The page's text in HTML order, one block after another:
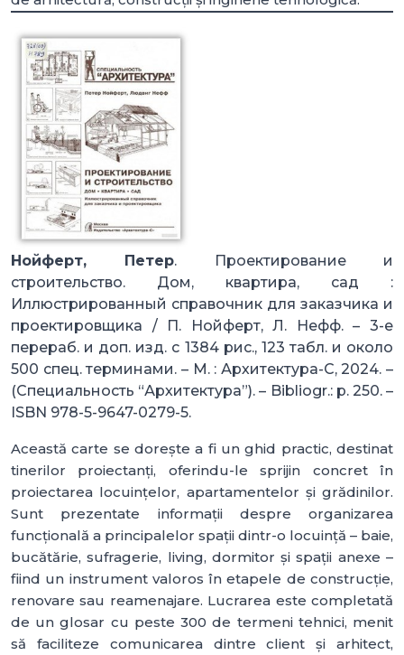
Нойферт, Петер. Проектирование и
строительство. Дом, квартира, сад :
Иллюстрированный справочник для заказчика и
проектировщика / П. Нойферт, Л. Нефф. – 3-е
перераб. и доп. изд. с 1384 рис., 123 табл. и около
500 спец. терминами. – М. : Архитектура-С, 2024. –
(Специальность “Архитектура”). – Bibliogr.: p. 250. –
ISBN 978-5-9647-0279-5.
Această carte se dorește a fi un ghid practic, destinat
tinerilor proiectanți, oferindu-le sprijin concret în
proiectarea locuințelor, apartamentelor și grădinilor.
Sunt prezentate informații despre organizarea
funcțională a principalelor spații dintr-o locuință – baie,
bucătărie, sufragerie, living, dormitor și spații anexe –
fiind un instrument valoros în etapele de construcție,
renovare sau reamenajare. Lucrarea este completată
de un glosar cu peste 300 de termeni tehnici, menit
să faciliteze comunicarea dintre client și arhitect,